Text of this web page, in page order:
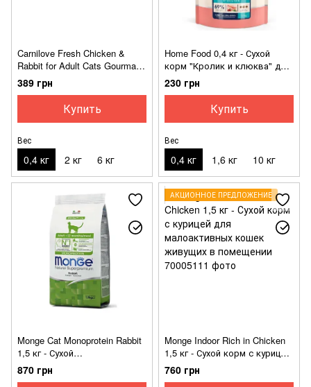
Carnilove Fresh Chicken &
Rabbit for Adult Cats Gourmand
0,4 кг - Сухой беззерновой
корм с кроликом и курицей
для взрослых котов
389 грн
Купить
Вес
0,4 кг 2 кг 6 кг
Home Food 0,4 кг - Сухой
корм "Кролик и клюква" для
взрослых стерилизованных
кошек и кастрированных
230 грн
Купить
Вес
0,4 кг 1,6 кг 10 кг
Monge Cat Monoprotein Rabbit
1,5 кг - Сухой
монопротеиновый корм с
кроликом для взрослых
870 грн
АКЦИОННОЕ ПРЕДЛОЖЕНИЕ
Monge Indoor Rich in Chicken
1,5 кг - Сухой корм с курицей
для малоактивных кошек
живущих в помещении
760 грн